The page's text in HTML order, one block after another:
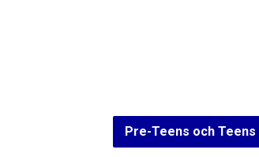
Pre-Teens och Teens